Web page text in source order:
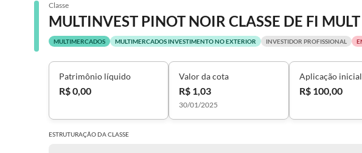
Classe
MULTIMERCADOS MULTIMERCADOS INVESTIMENTO NO EXTERIOR INVESTIDOR PROFISSIONAL
Patrimônio líquido
R$ 0,00
Valor da cota
R$ 1,03
30/01/2025
Aplicação
R$ 100,00
ESTRUTURAÇÃO DACLASSE